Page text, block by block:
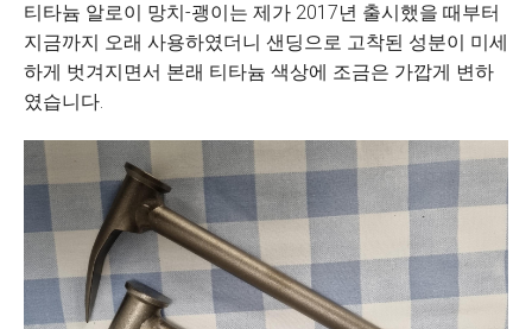
티타늄 알로이 망치-괭이는 제가 2017년 출시했을 때부터
지금까지 오래 사용하였더니 샌딩으로 고착된 성분이 미세
하게 벗겨지면서 본래 티타늄 색상에 조금은 가깝게 변하
였습니다.